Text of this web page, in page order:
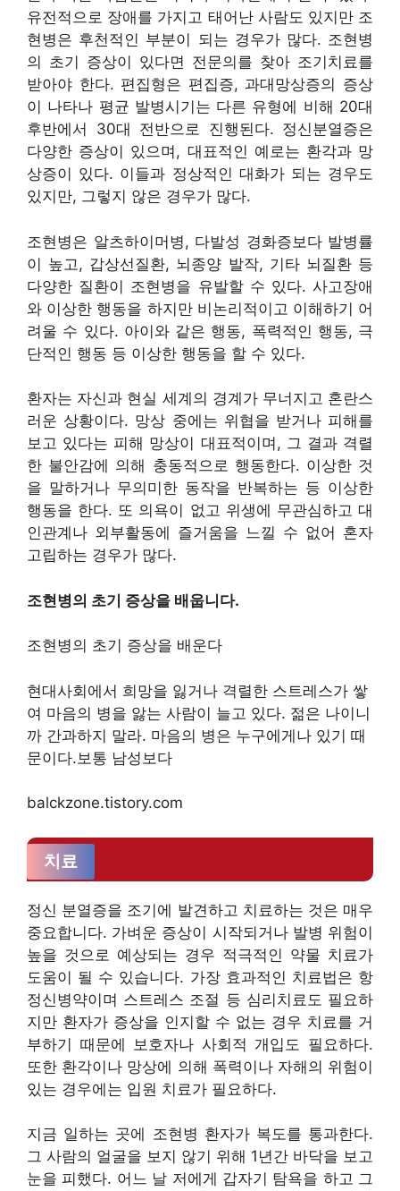
유전적으로 장애를 가지고 태어난 사람도 있지만 조
현병은 후천적인 부분이 되는 경우가 많다. 조현병
의 초기 증상이 있다면 전문의를 찾아 조기치료를
받아야 한다. 편집형은 편집증, 과대망상증의 증상
이 나타나 평균 발병시기는 다른 유형에 비해 20대
후반에서 30대 전반으로 진행된다. 정신분열증은
다양한 증상이 있으며, 대표적인 예로는 환각과 망
상증이 있다. 이들과 정상적인 대화가 되는 경우도
있지만, 그렇지 않은 경우가 많다.
조현병은 알츠하이머병, 다발성 경화증보다 발병률
이 높고, 갑상선질환, 뇌종양 발작, 기타 뇌질환 등
다양한 질환이 조현병을 유발할 수 있다. 사고장애
와 이상한 행동을 하지만 비논리적이고 이해하기 어
려울 수 있다. 아이와 같은 행동, 폭력적인 행동, 극
단적인 행동 등 이상한 행동을 할 수 있다.
환자는 자신과 현실 세계의 경계가 무너지고 혼란스
러운 상황이다. 망상 중에는 위협을 받거나 피해를
보고 있다는 피해 망상이 대표적이며, 그 결과 격렬
한 불안감에 의해 충동적으로 행동한다. 이상한 것
을 말하거나 무의미한 동작을 반복하는 등 이상한
행동을 한다. 또 의욕이 없고 위생에 무관심하고 대
인관계나 외부활동에 즐거움을 느낄 수 없어 혼자
고립하는 경우가 많다.
조현병의 초기 증상을 배웁니다.
조현병의 초기 증상을 배운다
현대사회에서 희망을 잃거나 격렬한 스트레스가 쌓
여 마음의 병을 앓는 사람이 늘고 있다. 젊은 나이니
까 간과하지 말라. 마음의 병은 누구에게나 있기 때
문이다.보통 남성보다
balckzone.tistory.com
치료
정신 분열증을 조기에 발견하고 치료하는 것은 매우
중요합니다. 가벼운 증상이 시작되거나 발병 위험이
높을 것으로 예상되는 경우 적극적인 약물 치료가
도움이 될 수 있습니다. 가장 효과적인 치료법은 항
정신병약이며 스트레스 조절 등 심리치료도 필요하
지만 환자가 증상을 인지할 수 없는 경우 치료를 거
부하기 때문에 보호자나 사회적 개입도 필요하다.
또한 환각이나 망상에 의해 폭력이나 자해의 위험이
있는 경우에는 입원 치료가 필요하다.
지금 일하는 곳에 조현병 환자가 복도를 통과한다.
그 사람의 얼굴을 보지 않기 위해 1년간 바닥을 보고
눈을 피했다. 어느 날 저에게 갑자기 탐욕을 하고 그